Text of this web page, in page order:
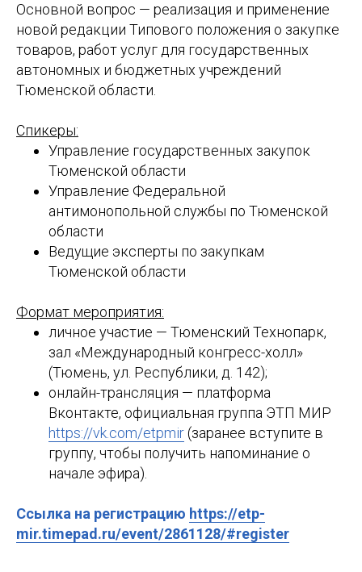
Основной вопрос — реализация и применение
новой редакции Типового положения о закупке
товаров, работ услуг для государственных
автономных и бюджетных учреждений
Тюменской области.
Спикеры:
Управление государственных закупок
Тюменской области
Управление Федеральной
антимонопольной службы по Тюменской
области
Ведущие эксперты по закупкам
Тюменской области
Формат мероприятия:
личное участие — Тюменский Технопарк,
зал «Международный конгресс-холл»
(Тюмень, ул. Республики, д. 142);
онлайн-трансляция — платформа
Вконтакте, официальная группа ЭТП МИР
https://vk.com/etpmir(заранее вступите в
группу, чтобы получить напоминание о
начале эфира).
Ссылка на регистрацию https://etp-
mir.timepad.ru/event/2861128/#register